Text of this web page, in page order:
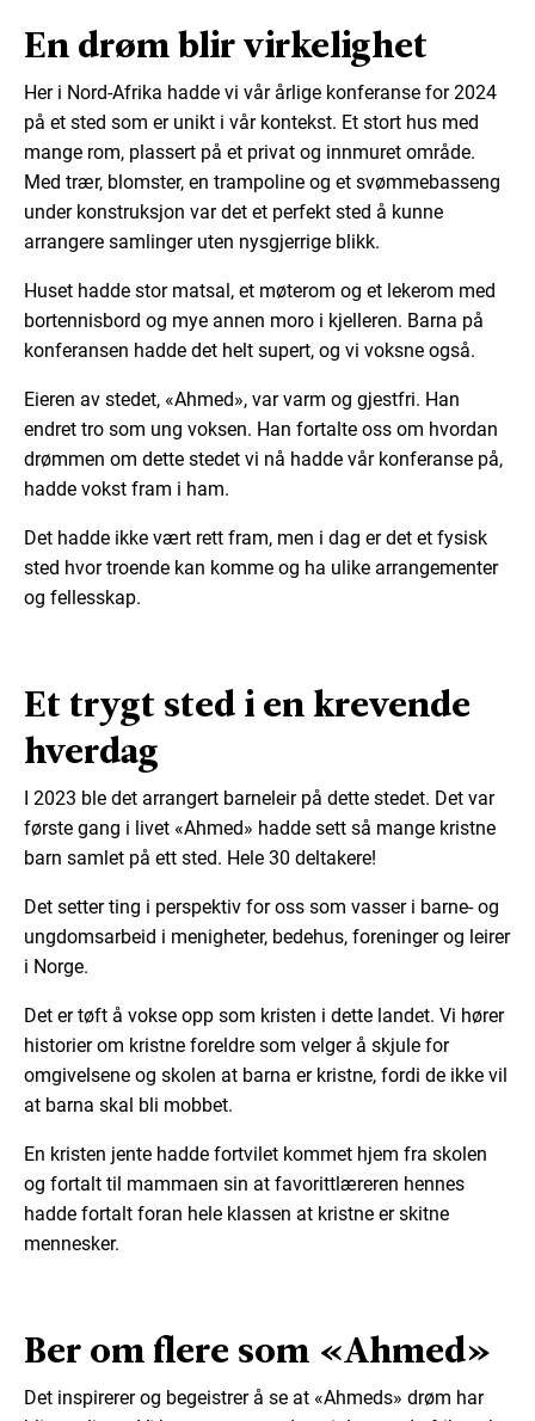
En drøm blir virkelighet
Her i Nord-Afrika hadde vi vår årlige konferanse for 2024
på et sted som er unikt i vår kontekst. Et stort hus med
mange rom, plassert på et privat og innmuret område.
Med trær, blomster, en trampoline og et svømmebasseng
under konstruksjon var det et perfekt sted å kunne
arrangere samlinger uten nysgjerrige blikk.
Huset hadde stor matsal, et møterom og et lekerom med
bortennisbord og mye annen moro i kjelleren. Barna på
konferansen hadde det helt supert, og vi voksne også.
Eieren av stedet, «Ahmed», var varm og gjestfri. Han
endret tro som ung voksen. Han fortalte oss om hvordan
drømmen om dette stedet vi nå hadde vår konferanse på,
hadde vokst fram i ham.
Det hadde ikke vært rett fram, men i dag er det et fysisk
sted hvor troende kan komme og ha ulike arrangementer
og fellesskap.
Et trygt sted i en krevende
hverdag
I 2023 ble det arrangert barneleir på dette stedet. Det var
første gang i livet «Ahmed» hadde sett så mange kristne
barn samlet på ett sted. Hele 30 deltakere!
Det setter ting i perspektiv for oss som vasser i barne- og
ungdomsarbeid i menigheter, bedehus, foreninger og leirer
i Norge.
Det er tøft å vokse opp som kristen i dette landet. Vi hører
historier om kristne foreldre som velger å skjule for
omgivelsene og skolen at barna er kristne, fordi de ikke vil
at barna skal bli mobbet.
En kristen jente hadde fortvilet kommet hjem fra skolen
og fortalt til mammaen sin at favorittlæreren hennes
hadde fortalt foran hele klassen at kristne er skitne
mennesker.
Ber om flere som «Ahmed»
Det inspirerer og begeistrer å se at «Ahmeds» drøm har